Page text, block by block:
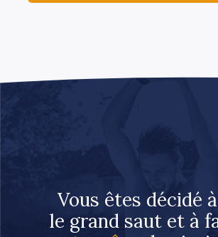
Vous êtes décidé
le grand saut et à